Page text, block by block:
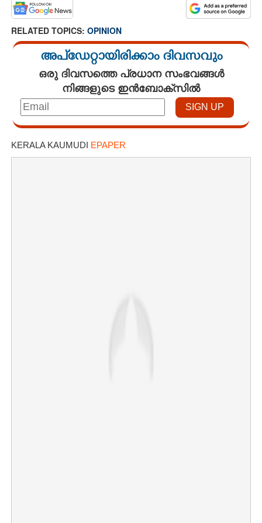
RELATED TOPICS: OPINION
അപ്ഡേറ്റായിരിക്കാം ദിവസവും
ഒരു ദിവസത്തെ പ്രധാന സംഭവങ്ങൾ
നിങ്ങളുടെ ഇൻബോക്സിൽ
KERALA KAUMUDI EPAPER